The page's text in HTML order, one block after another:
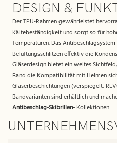
DESIGN &
Der TPU-Rahmen gewährleistet
Kältebeständigkeit und sorgt so für
Temperaturen. Das
Belüftungsschlitzen effektiv die
Gläserdesign bietet ein weites
Band die Kompatibilität mit Helmen
Gläserbeschichtungen (verspiegelt,
Bandvarianten sind erhältlich und
Antibeschlag-Skibrillen-Kollektionen.